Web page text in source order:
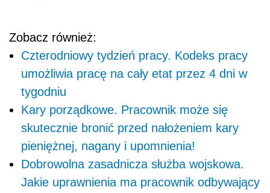
Zobacz również:
Czterodniowy tydzień pracy. Kodeks pracy
umożliwia pracę na cały etat przez 4 dni w
tygodniu
Kary porządkowe. Pracownik może się
skutecznie bronić przed nałożeniem kary
pieniężnej, nagany i upomnienia!
Dobrowolna zasadnicza służba wojskowa.
Jakie uprawnienia ma pracownik odbywający